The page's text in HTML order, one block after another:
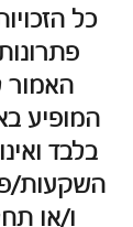
האמור
המופיע
בלבד
השקעות/
ו/או